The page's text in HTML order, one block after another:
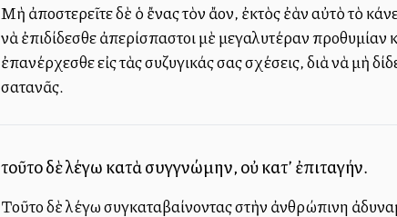
Μὴ ἀποστερεῖτε δὲ ὁ ἔνας τὸν ἄλλον, ἐκτὸς ἐὰν αὐτὸ τὸ
νὰ ἐπιδίδεσθε ἀπερίσπαστοι μὲ μεγαλυτέραν προθυμίαν
ἐπανέρχεσθε εἰς τὰς συζυγικάς σας σχέσεις, διὰ νὰ μὴ
σατανᾶς.
τοῦτο δὲ λέγω κατὰ συγγνώμην, οὐ κατ’ ἐπιταγήν.
Τοῦτο δὲ λέγω συγκαταβαίνοντας στὴν ἀνθρώπινη